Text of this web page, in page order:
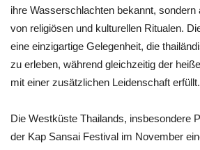
ihre Wasserschlachten bekannt, sondern
von religiösen und kulturellen Ritualen.
eine einzigartige Gelegenheit, die
zu erleben, während gleichzeitig der
mit einer zusätzlichen Leidenschaft erfüllt.
Die Westküste Thailands, insbesondere
der Kap Sansai Festival im November